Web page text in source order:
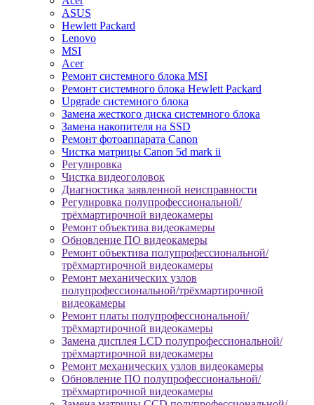
ASUS
Hewlett Packard
Lenovo
MSI
Acer
Ремонт системного блока MSI
Ремонт системного блока Hewlett Packard
Upgrade системного блока
Замена жесткого диска системного блока
Замена накопителя на SSD
Ремонт фотоаппарата Canon
Чистка матрицы Canon 5d mark ii
Регулировка
Чистка видеоголовок
Диагностика заявленной неисправности
Регулировка полупрофессиональной/
трёхмартирочной видеокамеры
Ремонт объектива видеокамеры
Обновление ПО видеокамеры
Ремонт объектива полупрофессиональной/
трёхмартирочной видеокамеры
Ремонт механических узлов
полупрофессиональной/трёхмартирочной
видеокамеры
Ремонт платы полупрофессиональной/
трёхмартирочной видеокамеры
Замена дисплея LCD полупрофессиональной/
трёхмартирочной видеокамеры
Ремонт механических узлов видеокамеры
Обновление ПО полупрофессиональной/
трёхмартирочной видеокамеры